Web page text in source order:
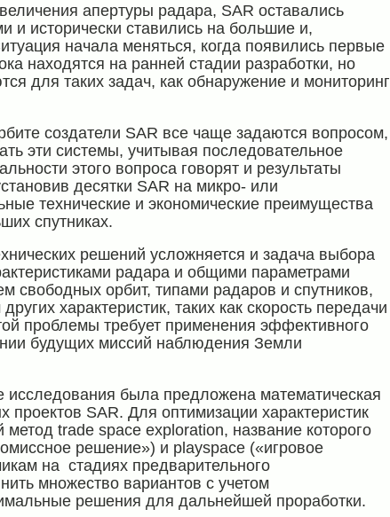
апертуры радара, SAR оставались
и исторически ставились на большие и,
начала меняться, когда появились первые
находятся на ранней стадии разработки, но
для таких задач, как обнаружение и мониторинг
создатели SAR все чаще задаются вопросом,
эти системы, учитывая последовательное
этого вопроса говорят и результаты
десятки SAR на микро- или
технические и экономические преимущества
спутниках.
решений усложняется и задача выбора
радара и общими параметрами
свободных орбит, типами радаров и спутников,
характеристик, таких как скорость передачи
проблемы требует применения эффективного
будущих миссий наблюдения Земли
была предложена математическая
SAR. Для оптимизации характеристик
trade space exploration, название которого
решение») и playspace («игровое
на стадиях предварительного
множество вариантов с учетом
решения для дальнейшей проработки.